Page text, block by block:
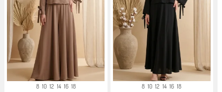
8 10 12 14 16 18 8 10 12 14 16 18